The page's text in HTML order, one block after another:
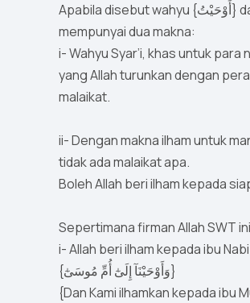
Apabila disebut wahyu {أَوْحَيْتُ} dalam al-Quran ia
mempunyai dua makna:
i- Wahyu Syar’i, khas untuk para
yang Allah turunkan dengan
malaikat.
ii- Dengan makna ilham untuk
tidak ada malaikat apa.
Boleh Allah beri ilham kepada
Sepertimana firman Allah SWT
i- Allah beri ilham kepada ibu
{وَأَوْحَيْنَآ إِلَىٰٓ أُمِّ مُوسَىٰٓ}
{Dan Kami ilhamkan kepada ibu